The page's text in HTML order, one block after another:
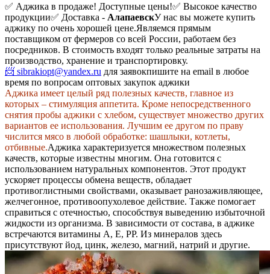
✅ Аджика в продаже! Доступные цены!✅ Высокое качество
продукции✅ Доставка - АлапаевскУ нас вы можете купить
аджику по очень хорошей цене.Являемся прямым
поставщиком от фермеров со всей России, работаем без
посредников. В стоимость входят только реальные затраты на
производство, хранение и транспортировку.
📨 sibrakiopt@yandex.ru для заявокпишите на email в любое
время по вопросам оптовых закупок аджики
Аджика имеет целый ряд полезных качеств, главное из
которых – стимуляция аппетита. Кроме непосредственного
снятия пробы аджики с хлебом, существует множество других
вариантов ее использования. Лучшим ее другом по праву
числится мясо в любой обработке: шашлыки, котлеты,
отбивные.Аджика характеризуется множеством полезных
качеств, которые известны многим. Она готовится с
использованием натуральных компонентов. Этот продукт
ускоряет процессы обмена веществ, обладает
противоглистными свойствами, оказывает ранозаживляющее,
желчегонное, противоопухолевое действие. Также помогает
справиться с отечностью, способствуя выведению избыточной
жидкости из организма. В зависимости от состава, в аджике
встречаются витамины А, Е, РР. Из минералов здесь
присутствуют йод, цинк, железо, магний, натрий и другие.